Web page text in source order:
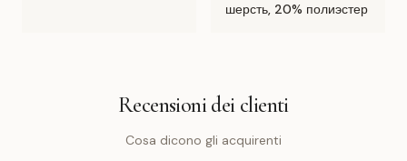
шерсть, 20% полиэстер
Recensioni dei clienti
Cosa dicono gli acquirenti